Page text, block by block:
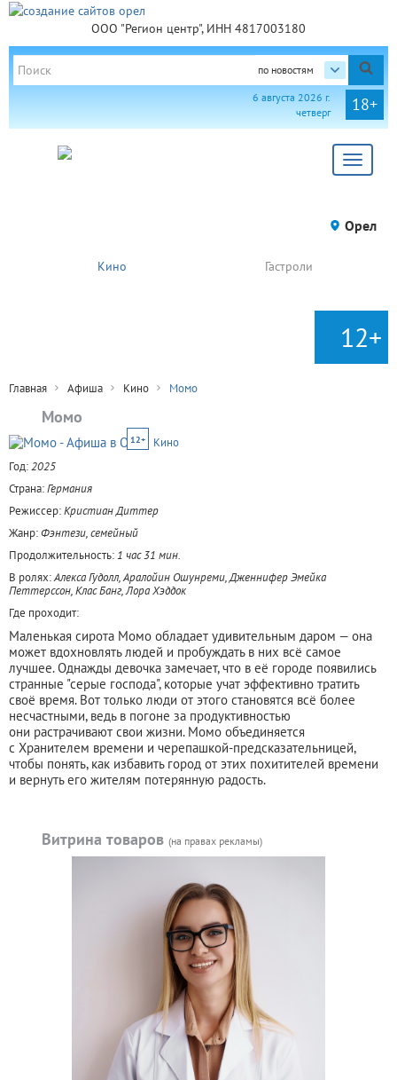
ООО "Регион центр", ИНН 4817003180
по новостям
18+
6 августа 2026 г.
четверг
Toggle
Орел
Кино Гастроли
12+
Главная Афиша Кино Момо
Момо
12+
Кино
Год:2025
Страна:Германия
Режиссер:Кристиан Диттер
Жанр:Фэнтези, семейный
Продолжительность: 1 час 31 мин.
В ролях:Алекса Гудолл, Аралойин Ошунреми, Дженнифер Эмейка
Петтерссон, Клас Банг, Лора Хэддок
Где проходит:
Маленькая сирота Момо обладает удивительным даром — она
может вдохновлять людей и пробуждать в них всё самое
лучшее. Однажды девочка замечает, что в её городе появились
странные "серые господа", которые учат эффективно тратить
своё время. Вот только люди от этого становятся всё более
несчастными, ведь в погоне за продуктивностью
они растрачивают свои жизни. Момо объединяется
с Хранителем времени и черепашкой-предсказательницей,
чтобы понять, как избавить город от этих похитителей времени
и вернуть его жителям потерянную радость.
Витрина товаров (на правах рекламы)